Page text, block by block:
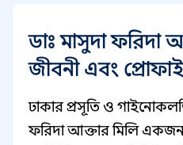
ডাঃ মাসুদা ফরিদা
জীবনী এবং
ঢাকার প্রসূতি ও
ফরিদা আক্তার মিলি একজন